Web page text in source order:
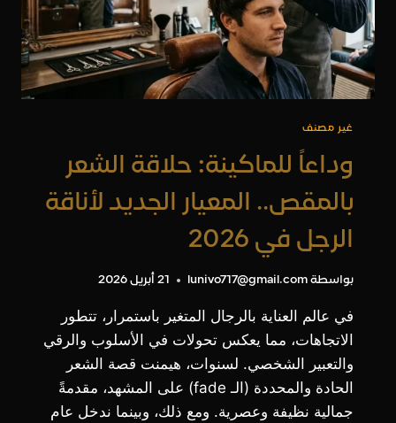
أبدًا
غير مصنف
وداعاً للماكينة: حلاقة الشعر
بالمقص.. المعيار الجديد لأناقة
الرجل في 2026
بواسطة lunivo717@gmail.com 21 أبريل 2026
في عالم العناية بالرجال المتغير باستمرار، تتطور
الاتجاهات، مما يعكس تحولات في الأسلوب والرقي
والتعبير الشخصي. لسنوات، هيمنت قصة الشعر
الحادة والمحددة (الـ fade) على المشهد، مقدمةً
جمالية نظيفة وعصرية. ومع ذلك، وبينما ندخل عام